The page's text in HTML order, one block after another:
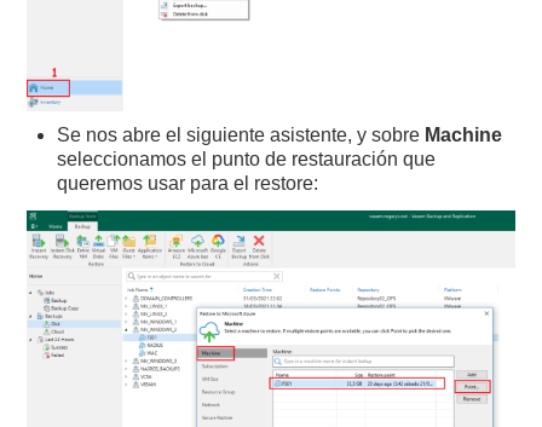
Se nos abre el siguiente asistente, y sobre Machine
seleccionamos el punto de restauración que
queremos usar para el restore: